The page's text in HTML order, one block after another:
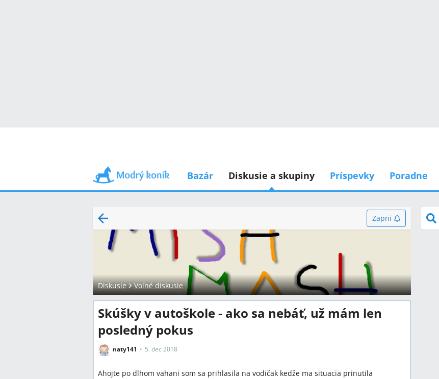
Bazár Diskusie a skupiny Príspevky Poradne
Zapni
Diskusie Voľné diskusie
Skúšky v autoškole - ako sa nebáť, už mám len
posledný pokus
naty141 5. dec 2018
Ahojte po dlhom vahani som sa prihlasila na vodičak kedže ma situacia prinutila